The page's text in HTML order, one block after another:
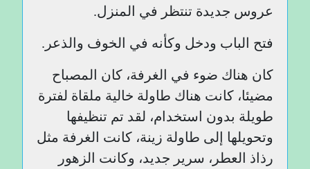
عروس جديدة تنتظر في المنزل.
فتح الباب ودخل وكأنه في الخوف والذعر.
كان هناك ضوء في الغرفة، كان المصباح
مضيئا، كانت هناك طاولة خالية ملقاة لفترة
طويلة بدون استخدام، لقد تم تنظيفها
وتحويلها إلى طاولة زينة، كانت الغرفة مثل
رذاذ العطر، سرير جديد، وكانت الزهور